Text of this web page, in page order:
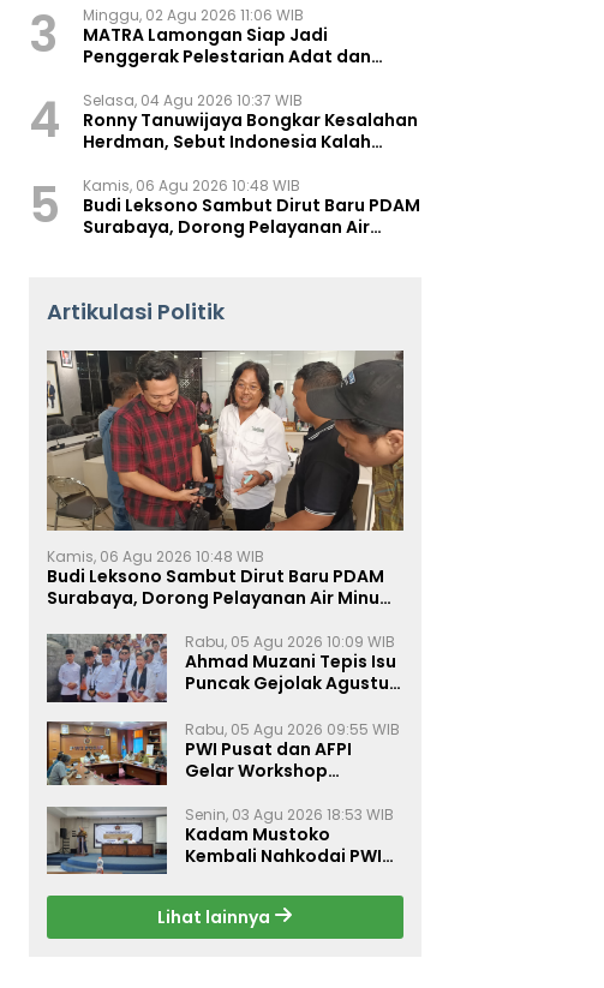
3 Minggu, 02 Agu 2026 11:06 WIB
MATRA Lamongan Siap Jadi
Penggerak Pelestarian Adat dan
4 Selasa, 04 Agu 2026 10:37 WIB
Ronny Tanuwijaya Bongkar Kesalahan
Herdman, Sebut Indonesia Kalah
5 Kamis, 06 Agu 2026 10:48 WIB
Budi Leksono Sambut Dirut Baru PDAM
Surabaya, Dorong Pelayanan Air
Artikulasi Politik
Kamis, 06 Agu 2026 10:48 WIB
Budi Leksono Sambut Dirut Baru PDAM
Surabaya, Dorong Pelayanan Air Minum
Rabu, 05 Agu 2026 10:09 WIB
Ahmad Muzani Tepis Isu
Puncak Gejolak Agustus
Perkuat Persatuan
Rabu, 05 Agu 2026 09:55 WIB
PWI Pusat dan AFPI
Gelar Workshop
Inklusi Keuangan, dan
Perlindungan Publik
Senin, 03 Agu 2026 18:53 WIB
Kadam Mustoko
Kembali Nahkodai PWI
Harap Sinergi Antar
Daerah Kian Kuat
Lihat lainnya